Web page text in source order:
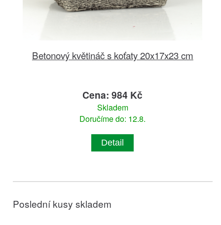
Betonový květináč s koťaty 20x17x23 cm
Cena: 984 Kč
Skladem
Doručíme do: 12.8.
Detail
Poslední kusy skladem